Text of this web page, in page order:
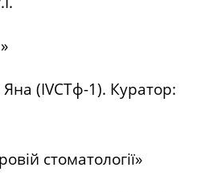
(IVСТф-1). Куратор:
стоматології»